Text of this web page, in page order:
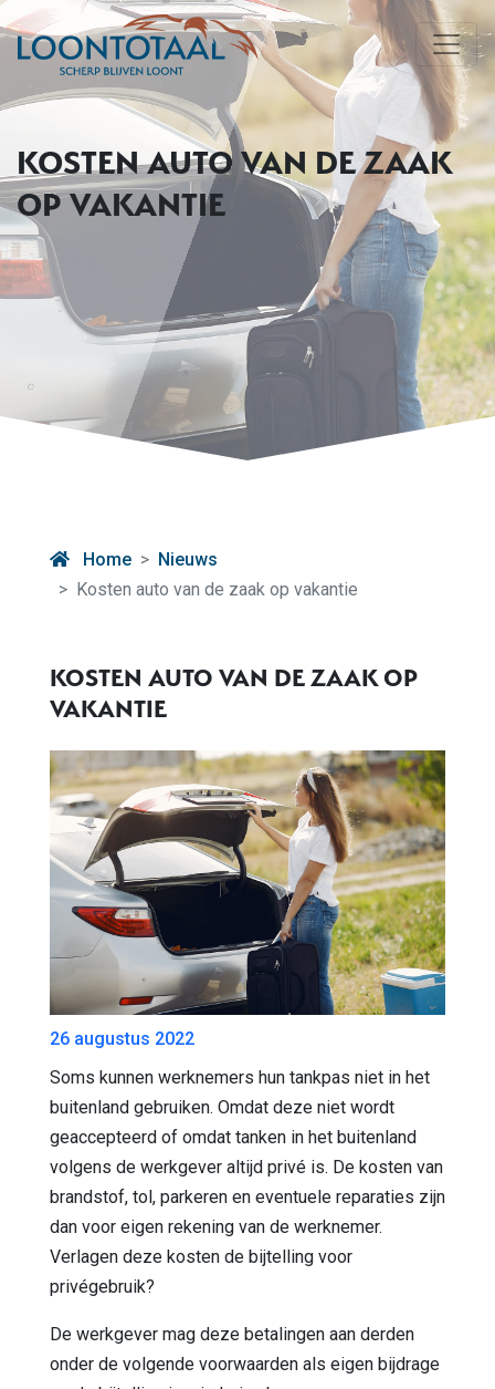
KOSTEN AUTO VAN DE ZAAK
OP VAKANTIE
Home
Nieuws
Kosten auto van de zaak op vakantie
KOSTEN AUTO VAN DE ZAAK OP
VAKANTIE
26 augustus 2022
Soms kunnen werknemers hun tankpas niet in het
buitenland gebruiken. Omdat deze niet wordt
geaccepteerd of omdat tanken in het buitenland
volgens de werkgever altijd privé is. De kosten van
brandstof, tol, parkeren en eventuele reparaties zijn
dan voor eigen rekening van de werknemer.
Verlagen deze kosten de bijtelling voor
privégebruik?
De werkgever mag deze betalingen aan derden
onder de volgende voorwaarden als eigen bijdrage